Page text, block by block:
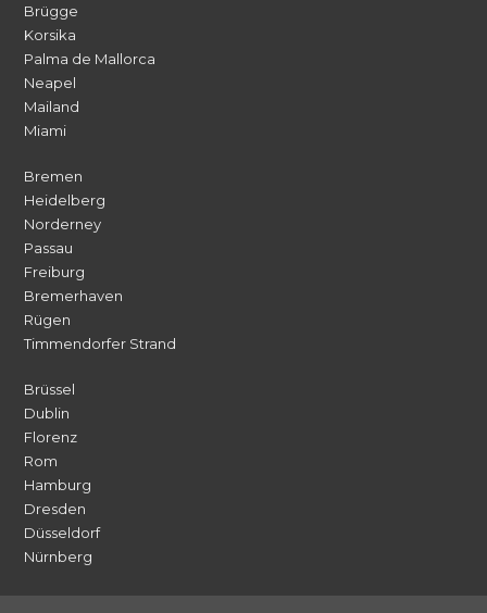
Brügge
Korsika
Palma de Mallorca
Neapel
Mailand
Miami
Bremen
Heidelberg
Norderney
Passau
Freiburg
Bremerhaven
Rügen
Timmendorfer Strand
Brüssel
Dublin
Florenz
Rom
Hamburg
Dresden
Düsseldorf
Nürnberg